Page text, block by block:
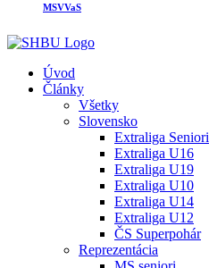
MSVVaS
Úvod
Články
Všetky
Slovensko
Extraliga Seniori
Extraliga U16
Extraliga U19
Extraliga U10
Extraliga U14
Extraliga U12
ČS Superpohár
Reprezentácia